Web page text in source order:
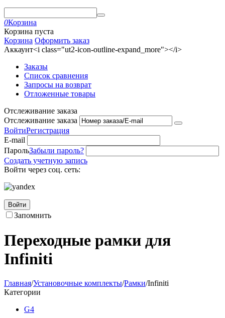
0Корзина
Корзина пуста
Корзина Оформить заказ
Аккаунт<i class="ut2-icon-outline-expand_more"></i>
Заказы
Список сравнения
Запросы на возврат
Отложенные товары
Отслеживание заказа
Отслеживание заказа
ВойтиРегистрация
E-mail
ПарольЗабыли пароль?
Создать учетную запись
Войти через соц. сеть:
Войти
Запомнить
Переходные рамки для
Infiniti
Главная/Установочные комплекты/Рамки/Infiniti
Категории
G4